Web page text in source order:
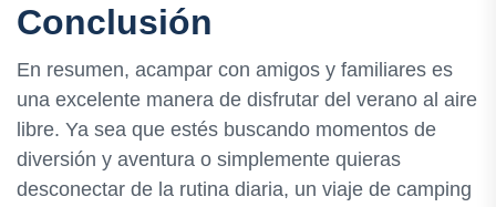
Conclusión
En resumen, acampar con amigos y familiares es
una excelente manera de disfrutar del verano al aire
libre. Ya sea que estés buscando momentos de
diversión y aventura o simplemente quieras
desconectar de la rutina diaria, un viaje de camping